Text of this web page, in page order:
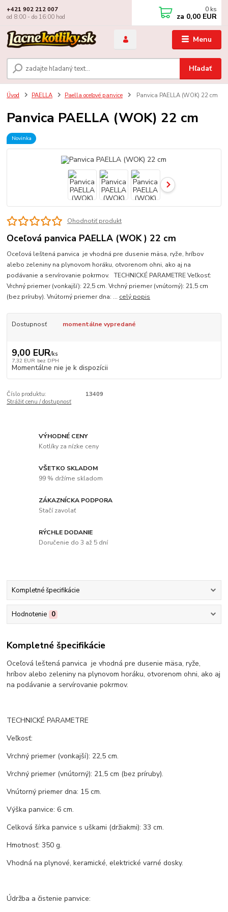
Menu
Hľadať
+421 902 212 007
od 8:00 - do 16:00 hod
0 ks
za 0,00 EUR
Úvod PAELLA Paella oceľové panvice Panvica PAELLA (WOK) 22 cm
Panvica PAELLA (WOK) 22 cm
Novinka
Ohodnotiť produkt
Oceľová panvica PAELLA (WOK ) 22 cm
Oceľová leštená panvica je vhodná pre dusenie mäsa, ryže, hríbov
alebo zeleniny na plynovom horáku, otvorenom ohni, ako aj na
podávanie a servírovanie pokrmov. TECHNICKÉ PARAMETRE Veľkosť:
Vrchný priemer (vonkajší): 22,5 cm. Vrchný priemer (vnútorný): 21,5 cm
(bez príruby). Vnútorný priemer dna: ... celý popis
Dostupnosť momentálne vypredané
9,00 EUR/ks
7,32 EUR bez DPH
Momentálne nie je k dispozícii
Číslo produktu:
13409
Strážiť cenu / dostupnosť
VÝHODNÉ CENY
Kotlíky za nízke ceny
VŠETKO SKLADOM
99 % držíme skladom
ZÁKAZNÍCKA PODPORA
Stačí zavolať
RÝCHLE DODANIE
Doručenie do 3 až 5 dní
Kompletné špecifikácie
Hodnotenie 0
Kompletné špecifikácie
Oceľová leštená panvica je vhodná pre dusenie mäsa, ryže,
hríbov alebo zeleniny na plynovom horáku, otvorenom ohni, ako aj
na podávanie a servírovanie pokrmov.
TECHNICKÉ PARAMETRE
Veľkosť:
Vrchný priemer (vonkajší): 22,5 cm.
Vrchný priemer (vnútorný): 21,5 cm (bez príruby).
Vnútorný priemer dna: 15 cm.
Výška panvice: 6 cm.
Celková šírka panvice s uškami (držiakmi): 33 cm.
Hmotnosť: 350 g.
Vhodná na plynové, keramické, elektrické varné dosky.
Údržba a čistenie panvice: